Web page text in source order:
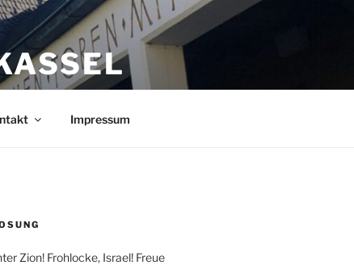
Impressum
Zion! Frohlocke, Israel! Freue